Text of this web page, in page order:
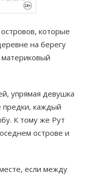
которые
на берегу
упрямая девушка
предки, каждый
К тому же Рут
острове и
если между